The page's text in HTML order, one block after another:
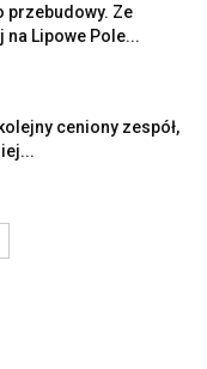
przebudowy. Ze
Lipowe Pole...
ceniony zespół,